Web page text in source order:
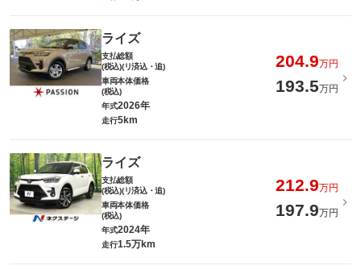
ライズ
支払総額
(税込)(リ済込・追)
204.9万円
車両本体価格
(税込)
193.5万円
年式2026年
走行5km
ライズ
支払総額
(税込)(リ済込・追)
212.9万円
車両本体価格
(税込)
197.9万円
年式2024年
走行1.5万km